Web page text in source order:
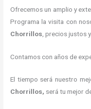
Ofrecemos un amplio y
Programa la visita con
Chorrillos , precios justos
Contamos con años de
El tiempo será nuestro
Chorrillos, será tu mejor